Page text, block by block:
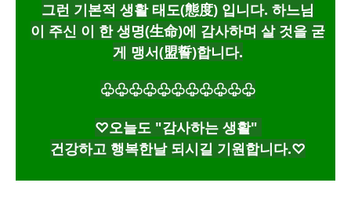
그런 기본적 생활 태도(態度) 입니다. 하느님
이 주신 이 한 생명(生命)에 감사하며 살 것을 굳
게 맹서(盟誓)합니다.
♧♧♧♧♧♧♧♧♧♧♧
♡오늘도 "감사하는 생활"
건강하고 행복한날 되시길 기원합니다.♡